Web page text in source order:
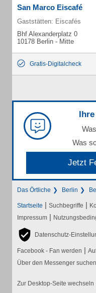
San Marco Eiscafé
Gaststätten: Eiscafés
Bhf Alexanderplatz 0
10178 Berlin - Mitte
Gratis-Digitalcheck
Was
Jetzt
Das Örtliche Berlin
Startseite | Suchbegriffe |
Impressum |
Datenschutz-
Facebook - Fan werden |
Über den Messenger suchen
Zur Desktop-Seite wechseln